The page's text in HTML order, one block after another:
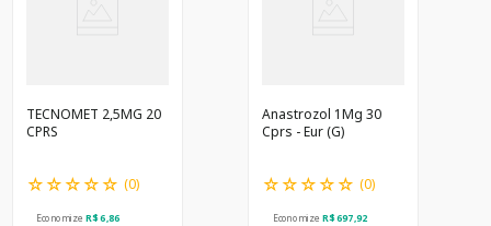
TECNOMET 2,5MG 20
CPRS
☆☆☆☆☆ (0)
Economize R$ 6,86
Anastrozol 1Mg 30
Cprs - Eur (G)
☆☆☆☆☆ (0)
Economize R$ 697,92